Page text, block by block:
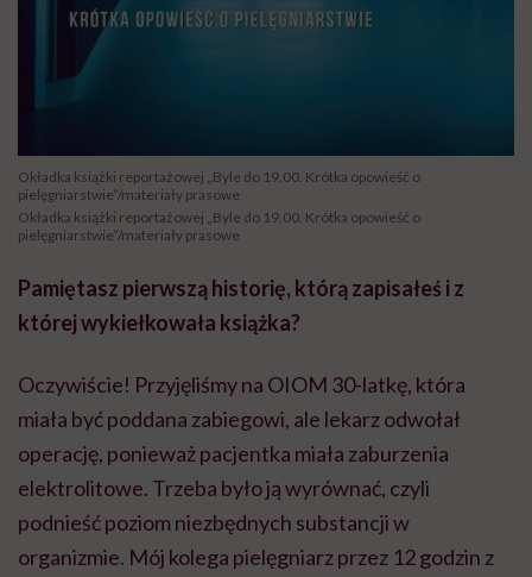
Okładka książki reportażowej „Byle do 19.00. Krótka opowieść o
pielęgniarstwie”/materiały prasowe
Okładka książki reportażowej „Byle do 19.00. Krótka opowieść o
pielęgniarstwie”/materiały prasowe
Pamiętasz pierwszą historię, którą zapisałeś i z
której wykiełkowała książka?
Oczywiście! Przyjęliśmy na OIOM 30-latkę, która
miała być poddana zabiegowi, ale lekarz odwołał
operację, ponieważ pacjentka miała zaburzenia
elektrolitowe. Trzeba było ją wyrównać, czyli
podnieść poziom niezbędnych substancji w
organizmie. Mój kolega pielęgniarz przez 12 godzin z